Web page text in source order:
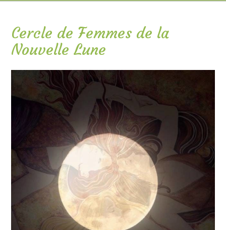
Cercle de Femmes de la
Nouvelle Lune